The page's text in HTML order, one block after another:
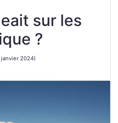
sur les
?
janvier 2024)